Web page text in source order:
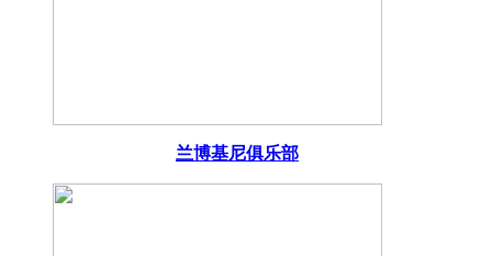
兰博基尼俱乐部